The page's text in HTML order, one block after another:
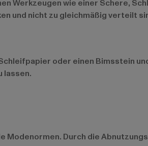
Werkzeugen wie einer Schere,
und nicht zu gleichmäßig verteilt
oder einen Bimsstein
lassen.
Durch die